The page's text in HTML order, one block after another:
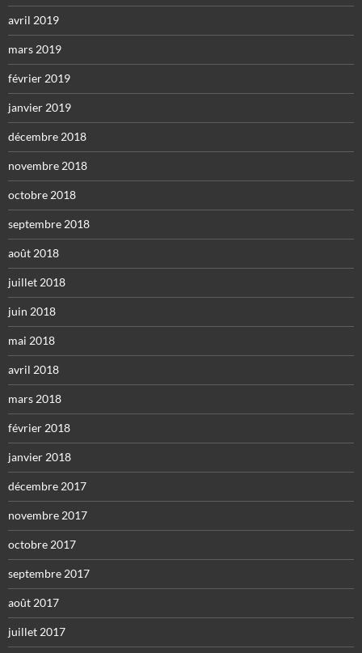
avril 2019
mars 2019
février 2019
janvier 2019
décembre 2018
novembre 2018
octobre 2018
septembre 2018
août 2018
juillet 2018
juin 2018
mai 2018
avril 2018
mars 2018
février 2018
janvier 2018
décembre 2017
novembre 2017
octobre 2017
septembre 2017
août 2017
juillet 2017